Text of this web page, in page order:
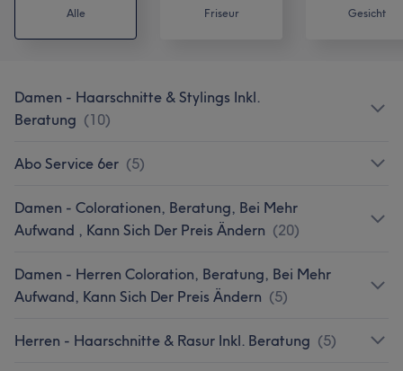
Alle Friseur Gesicht
Damen - Haarschnitte & Stylings Inkl.
Beratung (10)
Abo Service 6er (5)
Damen - Colorationen, Beratung, Bei Mehr
Aufwand , Kann Sich Der Preis Ändern (20)
Damen - Herren Coloration, Beratung, Bei Mehr
Aufwand, Kann Sich Der Preis Ändern (5)
Herren - Haarschnitte & Rasur Inkl. Beratung (5)